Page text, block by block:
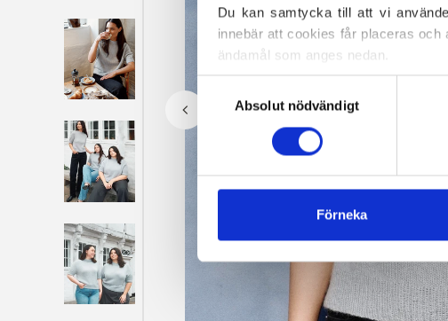
Du kan samtycka till att vi
innebär att cookies får placeras
ändamål som anges nedan.
Du kan när som helst ändra eller
blockerar och raderar cookies.
samtycke
Absolut nödvändigt
Förneka